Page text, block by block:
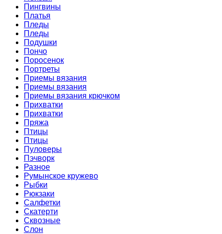
Пингвины
Платья
Пледы
Пледы
Подушки
Пончо
Поросенок
Портреты
Приемы вязания
Приемы вязания
Приемы вязания крючком
Прихватки
Прихватки
Пряжа
Птицы
Птицы
Пуловеры
Пэчворк
Разное
Румынское кружево
Рыбки
Рюкзаки
Салфетки
Скатерти
Сквозные
Слон